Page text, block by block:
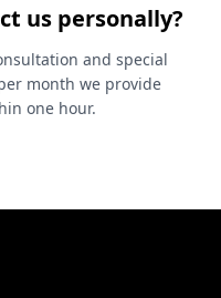
us personally?
and special
month we provide
one hour.